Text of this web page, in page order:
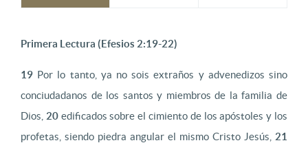
Primera Lectura (Efesios 2:19-22)
19 Por lo tanto, ya no sois extraños y advenedizos sino
conciudadanos de los santos y miembros de la familia de
Dios, 20edificados sobre el cimiento de los apóstoles y los
profetas, siendo piedra angular el mismo Cristo Jesús, 21